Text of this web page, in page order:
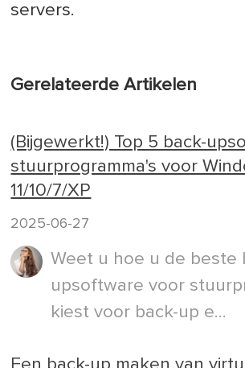
servers.
Gerelateerde Artikelen
(Bijgewerkt!) Top 5 back-
stuurprogramma's voor
11/10/7/XP
2025-06-27
Weet u hoe u de beste
upsoftware voor
kiest voor back-up e...